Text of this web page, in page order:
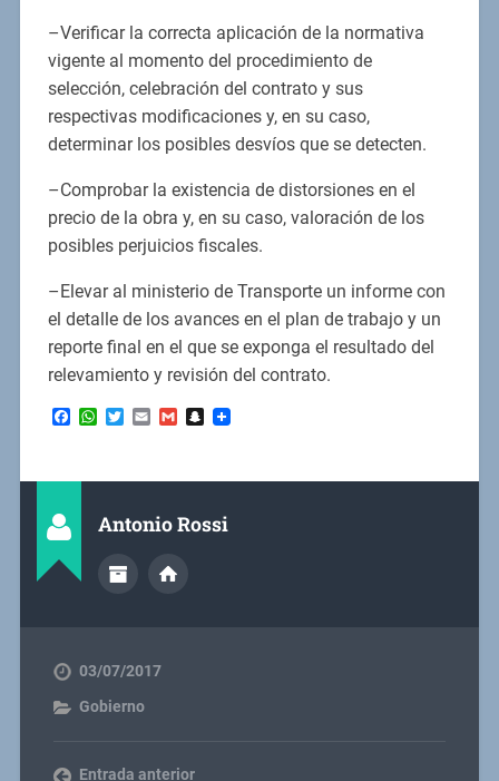
–Verificar la correcta aplicación de la normativa
vigente al momento del procedimiento de
selección, celebración del contrato y sus
respectivas modificaciones y, en su caso,
determinar los posibles desvíos que se detecten.
–Comprobar la existencia de distorsiones en el
precio de la obra y, en su caso, valoración de los
posibles perjuicios fiscales.
–Elevar al ministerio de Transporte un informe con
el detalle de los avances en el plan de trabajo y un
reporte final en el que se exponga el resultado del
relevamiento y revisión del contrato.
Facebook
WhatsApp
TwitterEmailGmailSnapchat
Antonio Rossi
03/07/2017
Gobierno
Entrada anterior